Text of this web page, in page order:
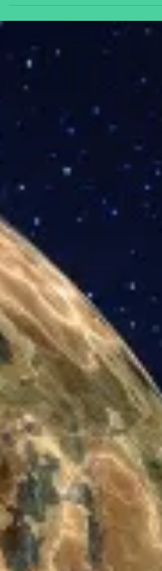
comedia.